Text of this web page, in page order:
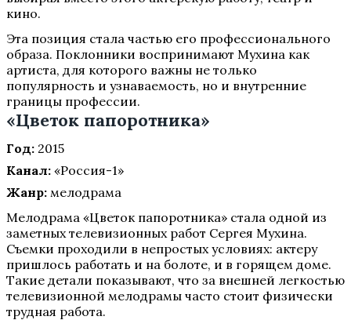
кино.
Эта позиция стала частью его профессионального
образа. Поклонники воспринимают Мухина как
артиста, для которого важны не только
популярность и узнаваемость, но и внутренние
границы профессии.
«Цветок папоротника»
Год: 2015
Канал: «Россия-1»
Жанр: мелодрама
Мелодрама «Цветок папоротника» стала одной из
заметных телевизионных работ Сергея Мухина.
Съемки проходили в непростых условиях: актеру
пришлось работать и на болоте, и в горящем доме.
Такие детали показывают, что за внешней легкостью
телевизионной мелодрамы часто стоит физически
трудная работа.